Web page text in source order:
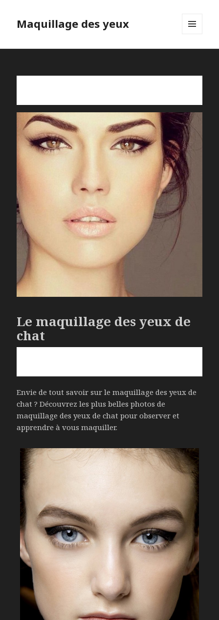
Maquillage des yeux
Le maquillage des yeux de
chat
Envie de tout savoir sur le maquillage des yeux de
chat ? Découvrez les plus belles photos de
maquillage des yeux de chat pour observer et
apprendre à vous maquiller.